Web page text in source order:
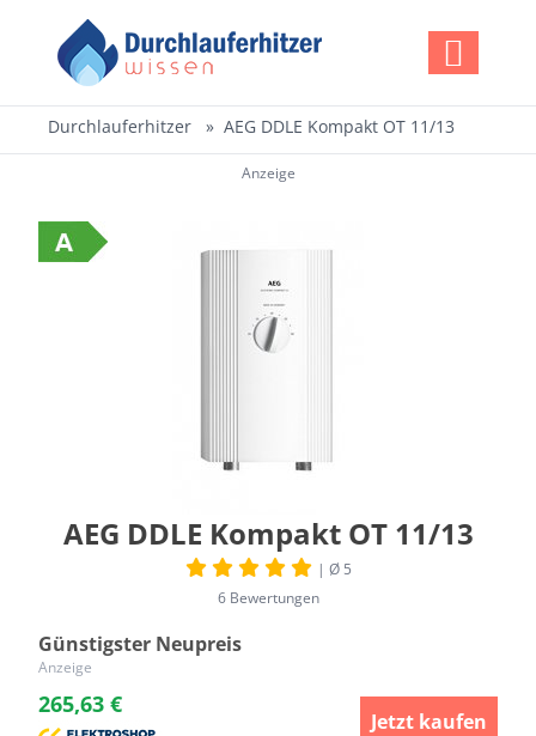
Durchlauferhitzer AEG DDLE Kompakt OT 11/13
Anzeige
AEG DDLE Kompakt OT 11/13
| Ø 5
6 Bewertungen
Günstigster Neupreis
Anzeige
265,63 €
Jetzt kaufen